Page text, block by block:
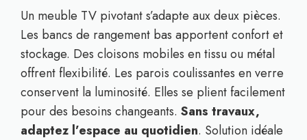
Un meuble TV pivotant s’adapte aux deux pièces.
Les bancs de rangement bas apportent confort et
stockage. Des cloisons mobiles en tissu ou métal
offrent flexibilité. Les parois coulissantes en verre
conservent la luminosité. Elles se plient facilement
pour des besoins changeants. Sans travaux,
adaptez l’espace au quotidien. Solution idéale